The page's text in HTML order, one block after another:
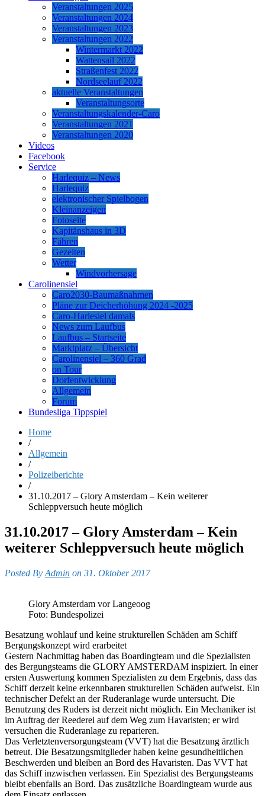
Veranstaltungen 2025
Veranstaltungen 2024
Veranstaltungen 2023
Veranstaltungen 2022
Wintermarkt 2022
Wattensail 2022
Straßenfest 2022
Nordseelauf 2022
aktuelle Veranstaltungen
Veranstaltungsorte
Veranstaltungskalender-Caro
Veranstaltungen 2021
Veranstaltungen 2020
Videos
Facebook
Service
Harlequiz – News
Harlequiz
elektronischer Spielbogen
Kleinanzeigen
Fotoseite
Kapitänshaus in 3D
Fähren
Gezeiten
Wetter
Windvorhersage
Carolinensiel
Caro2030-Baumaßnahmen
Pläne zur Deicherhöhung 2024 -2025
Caro-Harlesiel damals
News zum Laufbus
Laufbus – Startseite
Marktplatz – Übersicht
Carolinensiel – 360 Grad
on Tour
Dorfentwicklung
Allgemein
Forum
Bundesliga Tippspiel
Home
/
Allgemein
/
Polizeiberichte
/
31.10.2017 – Glory Amsterdam – Kein weiterer
Schleppversuch heute möglich
31.10.2017 – Glory Amsterdam – Kein
weiterer Schleppversuch heute möglich
Posted By Admin on 31. Oktober 2017
Glory Amsterdam vor Langeoog
Foto: Bundespolizei
Besatzung wohlauf und keine strukturellen Schäden am Schiff
Bergungskonzept wird erarbeitet
Gestern Nachmittag haben das Boardingteam und die Spezialisten
des Bergungsteams die GLORY AMSTERDAM inspiziert. In einer
ersten Auswertung kommen Spezialisten zu dem Ergebnis, dass das
Schiff derzeit keine erkennbaren strukturellen Schäden aufweist. Ein
technischer Defekt an der Ruderanlage wurde untersucht. Die
Benutzung des Ruders ist derzeit nicht möglich. Ein Mechaniker ist
im Auftrag der Reederei auf dem Weg zum Havaristen; er wird
versuchen die Ruderanlage zu reparieren.
Das Verletztenversorgungsteam (VVT) hat die Besatzung ärztlich
betreut. Die Besatzungsmitglieder haben keine gesundheitlichen
Beschwerden und bleiben an Bord des Havaristen. Das VVT hat
das Schiff inzwischen verlassen. Ein Spezialist des Bergungsteams
bleibt ebenfalls an Bord. Das zusätzliche Boardingteam wurde aus